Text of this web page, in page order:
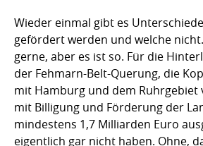
Wieder einmal gibt es
gefördert werden und welche
gerne, aber es ist so. Für die
der Fehmarn-Belt-Querung, die
mit Hamburg und dem Ruhrgebiet
mit Billigung und Förderung der
mindestens 1,7 Milliarden Euro
eigentlich gar nicht haben. Ohne,